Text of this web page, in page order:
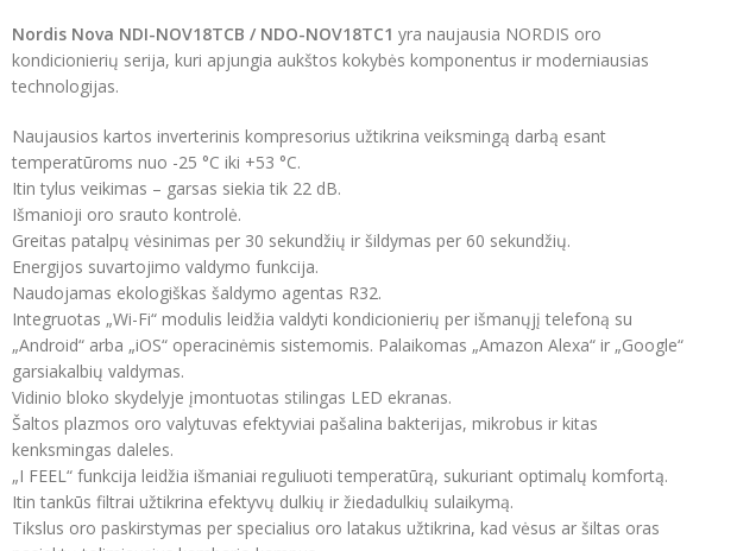
Nordis Nova NDI-NOV18TCB / NDO-NOV18TC1 yra naujausia NORDIS oro
kondicionierių serija, kuri apjungia aukštos kokybės komponentus ir moderniausias
technologijas.
Naujausios kartos inverterinis kompresorius užtikrina veiksmingą darbą esant
temperatūroms nuo -25 °C iki +53 °C.
Itin tylus veikimas – garsas siekia tik 22 dB.
Išmanioji oro srauto kontrolė.
Greitas patalpų vėsinimas per 30 sekundžių ir šildymas per 60 sekundžių.
Energijos suvartojimo valdymo funkcija.
Naudojamas ekologiškas šaldymo agentas R32.
Integruotas „Wi-Fi“ modulis leidžia valdyti kondicionierių per išmanųjį telefoną su
„Android“ arba „iOS“ operacinėmis sistemomis. Palaikomas „Amazon Alexa“ ir „Google“
garsiakalbių valdymas.
Vidinio bloko skydelyje įmontuotas stilingas LED ekranas.
Šaltos plazmos oro valytuvas efektyviai pašalina bakterijas, mikrobus ir kitas
kenksmingas daleles.
„I FEEL“ funkcija leidžia išmaniai reguliuoti temperatūrą, sukuriant optimalų komfortą.
Itin tankūs filtrai užtikrina efektyvų dulkių ir žiedadulkių sulaikymą.
Tikslus oro paskirstymas per specialius oro latakus užtikrina, kad vėsus ar šiltas oras